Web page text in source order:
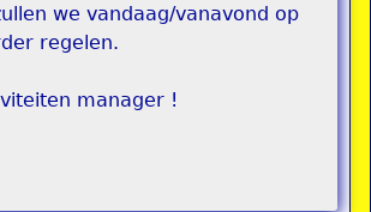
we vandaag/vanavond op
regelen.
manager !